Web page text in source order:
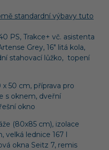
standardní výbavy tuto
PS, Trakce+ vč. asistenta
Grey, 16" litá kola,
stahovací lůžko, topení
50 cm, příprava pro
s oknem, dveřní
okno
(80x85 cm), izolace
velká lednice 167 l
okna Seitz 7, remis